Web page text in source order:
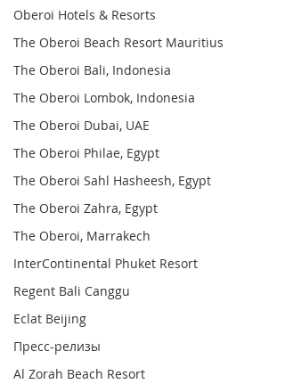
Oberoi Hotels & Resorts
The Oberoi Beach Resort Mauritius
The Oberoi Bali, Indonesia
The Oberoi Lombok, Indonesia
The Oberoi Dubai, UAE
The Oberoi Philae, Egypt
The Oberoi Sahl Hasheesh, Egypt
The Oberoi Zahra, Egypt
The Oberoi, Marrakech
InterContinental Phuket Resort
Regent Bali Canggu
Eclat Beijing
Пресс-релизы
Al Zorah Beach Resort